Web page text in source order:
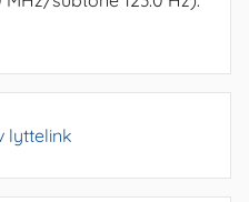
lyttelink